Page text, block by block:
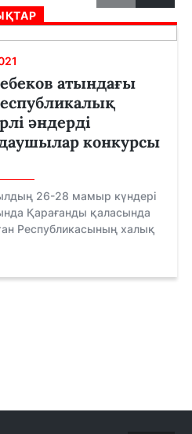
атындағы
әндерді
конкурсы
26-28 мамыр күндері
Қарағанды қаласында
Республикасының халық